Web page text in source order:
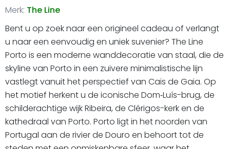
Merk: The Line
Bent u op zoek naar een origineel cadeau of verlangt
u naar een eenvoudig en uniek suvenier? The Line
Porto is een moderne wanddecoratie van staal, die de
skyline van Porto in een zuivere minimalistische lijn
vastlegt vanuit het perspectief van Cais de Gaia. Op
het motief herkent u de iconische Dom‑Luís-brug, de
schilderachtige wijk Ribeira, de Clérigos-kerk en de
kathedraal van Porto. Porto ligt in het noorden van
Portugal aan de rivier de Douro en behoort tot de